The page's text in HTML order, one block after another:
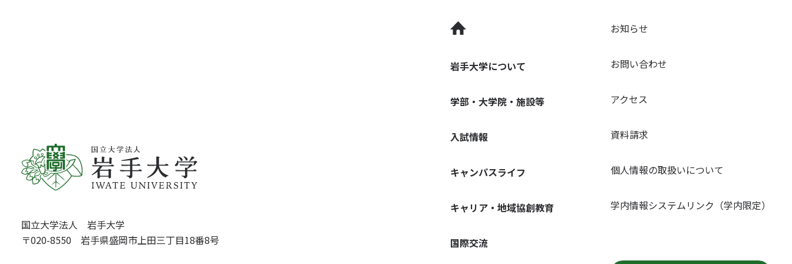
国立大学法人 岩手大学
〒020-8550 岩手県盛岡市上田三丁目18番8号
岩手大学について
学部・大学院・施設等
入試情報
キャンパスライフ
キャリア・地域協創教育
国際交流
お知らせ
お問い合わせ
アクセス
資料請求
個人情報の取扱いについて
学内情報システムリンク（学内限定）